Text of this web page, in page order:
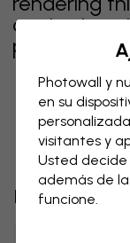
contact
problem
Descubre
Photowall y
en su
visitantes y
Usted
además de
funcione.